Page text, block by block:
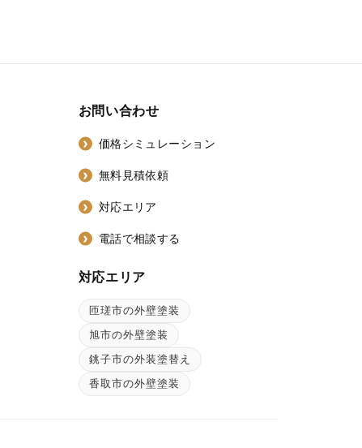
お問い合わせ
価格シミュレーション
無料見積依頼
対応エリア
電話で相談する
対応エリア
匝瑳市の外壁塗装
旭市の外壁塗装
銚子市の外装塗替え
香取市の外壁塗装